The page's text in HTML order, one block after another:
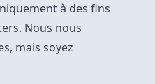
à des fins
Nous nous
mais soyez